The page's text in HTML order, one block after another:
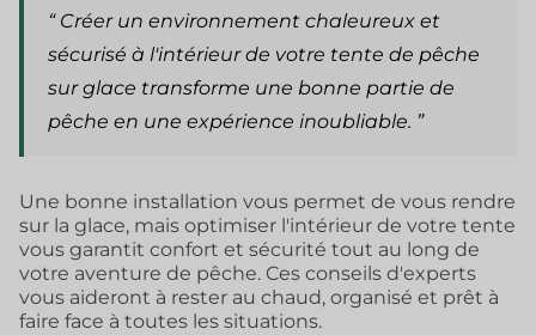
“ Créer un environnement chaleureux et
sécurisé à l'intérieur de votre tente de pêche
sur glace transforme une bonne partie de
pêche en une expérience inoubliable. ”
Une bonne installation vous permet de vous rendre
sur la glace, mais optimiser l'intérieur de votre tente
vous garantit confort et sécurité tout au long de
votre aventure de pêche. Ces conseils d'experts
vous aideront à rester au chaud, organisé et prêt à
faire face à toutes les situations.